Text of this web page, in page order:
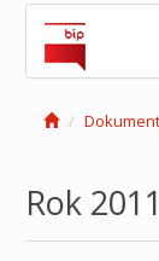
Rok 2011